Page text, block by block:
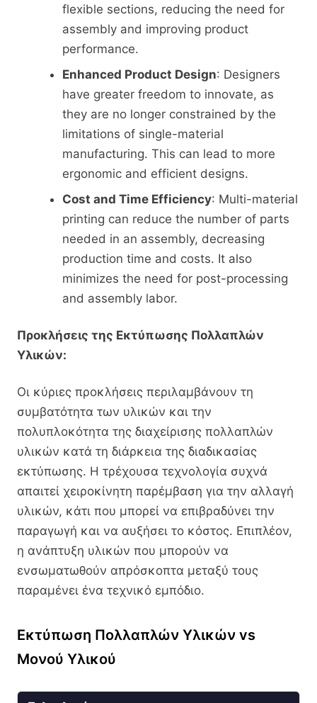
flexible sections, reducing the need for
assembly and improving product
performance.
Enhanced Product Design: Designers
have greater freedom to innovate, as
they are no longer constrained by the
limitations of single-material
manufacturing. This can lead to more
ergonomic and efficient designs.
Cost and Time Efficiency: Multi-material
printing can reduce the number of parts
needed in an assembly, decreasing
production time and costs. It also
minimizes the need for post-processing
and assembly labor.
Προκλήσεις της Εκτύπωσης Πολλαπλών
Υλικών:
Οι κύριες προκλήσεις περιλαμβάνουν τη
συμβατότητα των υλικών και την
πολυπλοκότητα της διαχείρισης πολλαπλών
υλικών κατά τη διάρκεια της διαδικασίας
εκτύπωσης. Η τρέχουσα τεχνολογία συχνά
απαιτεί χειροκίνητη παρέμβαση για την αλλαγή
υλικών, κάτι που μπορεί να επιβραδύνει την
παραγωγή και να αυξήσει το κόστος. Επιπλέον,
η ανάπτυξη υλικών που μπορούν να
ενσωματωθούν απρόσκοπτα μεταξύ τους
παραμένει ένα τεχνικό εμπόδιο.
Εκτύπωση Πολλαπλών Υλικών vs
Μονού Υλικού